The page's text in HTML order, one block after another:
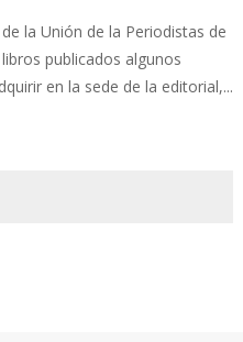
la Unión de la Periodistas de
publicados algunos
en la sede de la editorial,...